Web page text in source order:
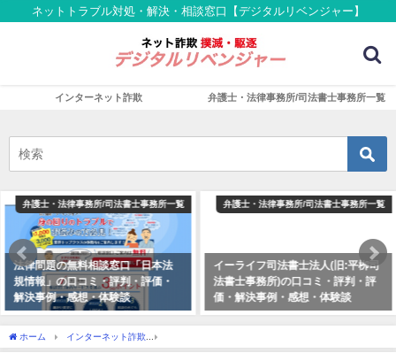
ネットトラブル対処・解決・相談窓口【デジタルリベンジャー】
インターネット詐欺 弁護士・法律事務所/司法書士事務所一覧
弁護士・法律事務所/司法書士事務所一覧
イーライフ司法書士法人(旧:平栁司
法書士事務所)の口コミ・評判・評
価・解決事例・感想・体験談
弁護士・法律事務所/司法書士事務所一覧
法律問題の無料相談窓口「日本法
規情報」の口コミ・評判・評価・
解決事例・感想・体験談
ホーム インターネット詐欺